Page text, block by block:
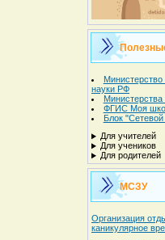
Министерство
науки РФ
ФГИС Моя
Блок "Сетевой
Для учителей
Для учеников
Для родителей
МСЗУ
Организация
каникулярное